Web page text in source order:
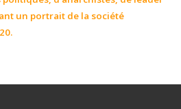
un portrait de la société